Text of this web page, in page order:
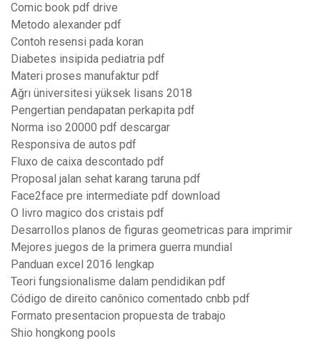
Comic book pdf drive
Metodo alexander pdf
Contoh resensi pada koran
Diabetes insipida pediatria pdf
Materi proses manufaktur pdf
Ağrı üniversitesi yüksek lisans 2018
Pengertian pendapatan perkapita pdf
Norma iso 20000 pdf descargar
Responsiva de autos pdf
Fluxo de caixa descontado pdf
Proposal jalan sehat karang taruna pdf
Face2face pre intermediate pdf download
O livro magico dos cristais pdf
Desarrollos planos de figuras geometricas para imprimir
Mejores juegos de la primera guerra mundial
Panduan excel 2016 lengkap
Teori fungsionalisme dalam pendidikan pdf
Código de direito canônico comentado cnbb pdf
Formato presentacion propuesta de trabajo
Shio hongkong pools